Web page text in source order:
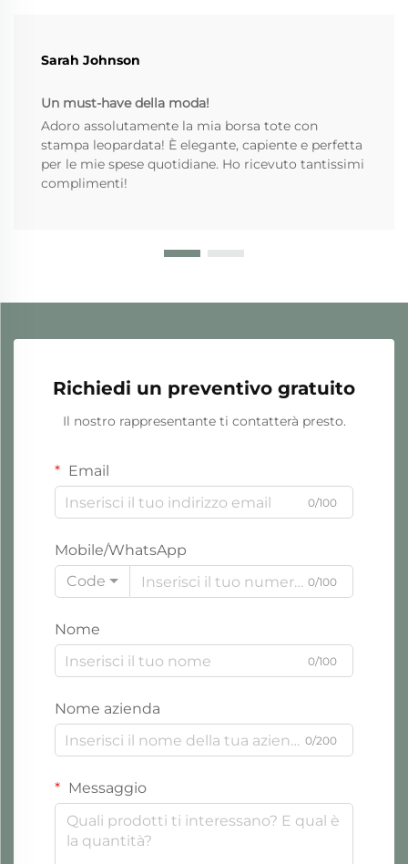
Sarah Johnson
Un must-have della moda!
Adoro assolutamente la mia borsa tote con
stampa leopardata! È elegante, capiente e perfetta
per le mie spese quotidiane. Ho ricevuto tantissimi
complimenti!
Richiedi un preventivo gratuito
Il nostro rappresentante ti contatterà presto.
Email
0/100
Mobile/WhatsApp
Code
0/100
Nome
0/100
Nome azienda
0/200
Messaggio